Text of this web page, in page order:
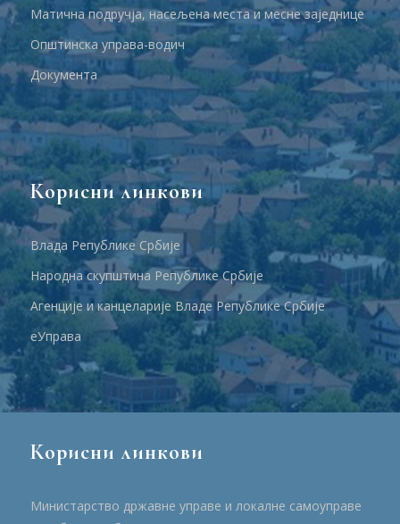
Матична подручја, насељена места и месне заједнице
Општинска управа-водич
Документа
Корисни линкови
Влада Републике Србије
Народна скупштина Републике Србије
Агенције и канцеларије Владе Републике Србије
еУправа
Корисни линкови
Министарство државне управе и локалне самоуправе